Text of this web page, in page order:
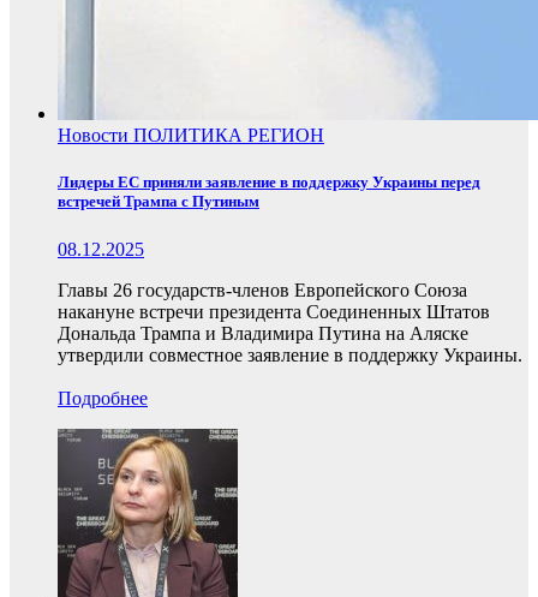
Новости ПОЛИТИКА РЕГИОН
Лидеры ЕС приняли заявление в поддержку Украины перед
встречей Трампа с Путиным
08.12.2025
Главы 26 государств-членов Европейского Союза
накануне встречи президента Соединенных Штатов
Дональда Трампа и Владимира Путина на Аляске
утвердили совместное заявление в поддержку Украины.
Подробнее